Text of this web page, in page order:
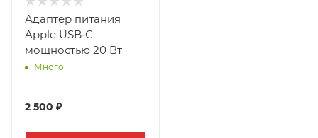
Адаптер питания
Apple USB‑C
мощностью 20 Вт
Много
2 500 ₽